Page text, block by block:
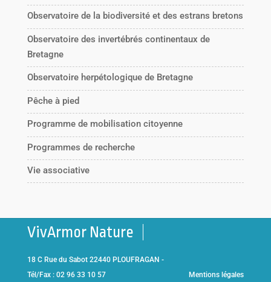
Observatoire de la biodiversité et des estrans bretons
Observatoire des invertébrés continentaux de
Bretagne
Observatoire herpétologique de Bretagne
Pêche à pied
Programme de mobilisation citoyenne
Programmes de recherche
Vie associative
VivArmor Nature
18 C Rue du Sabot 22440 PLOUFRAGAN -
Tél/Fax : 02 96 33 10 57
Mentions légales